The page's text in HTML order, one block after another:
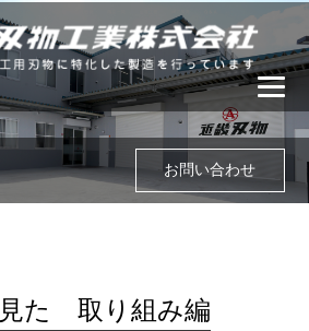
お問い合わせ
た 取り組み編